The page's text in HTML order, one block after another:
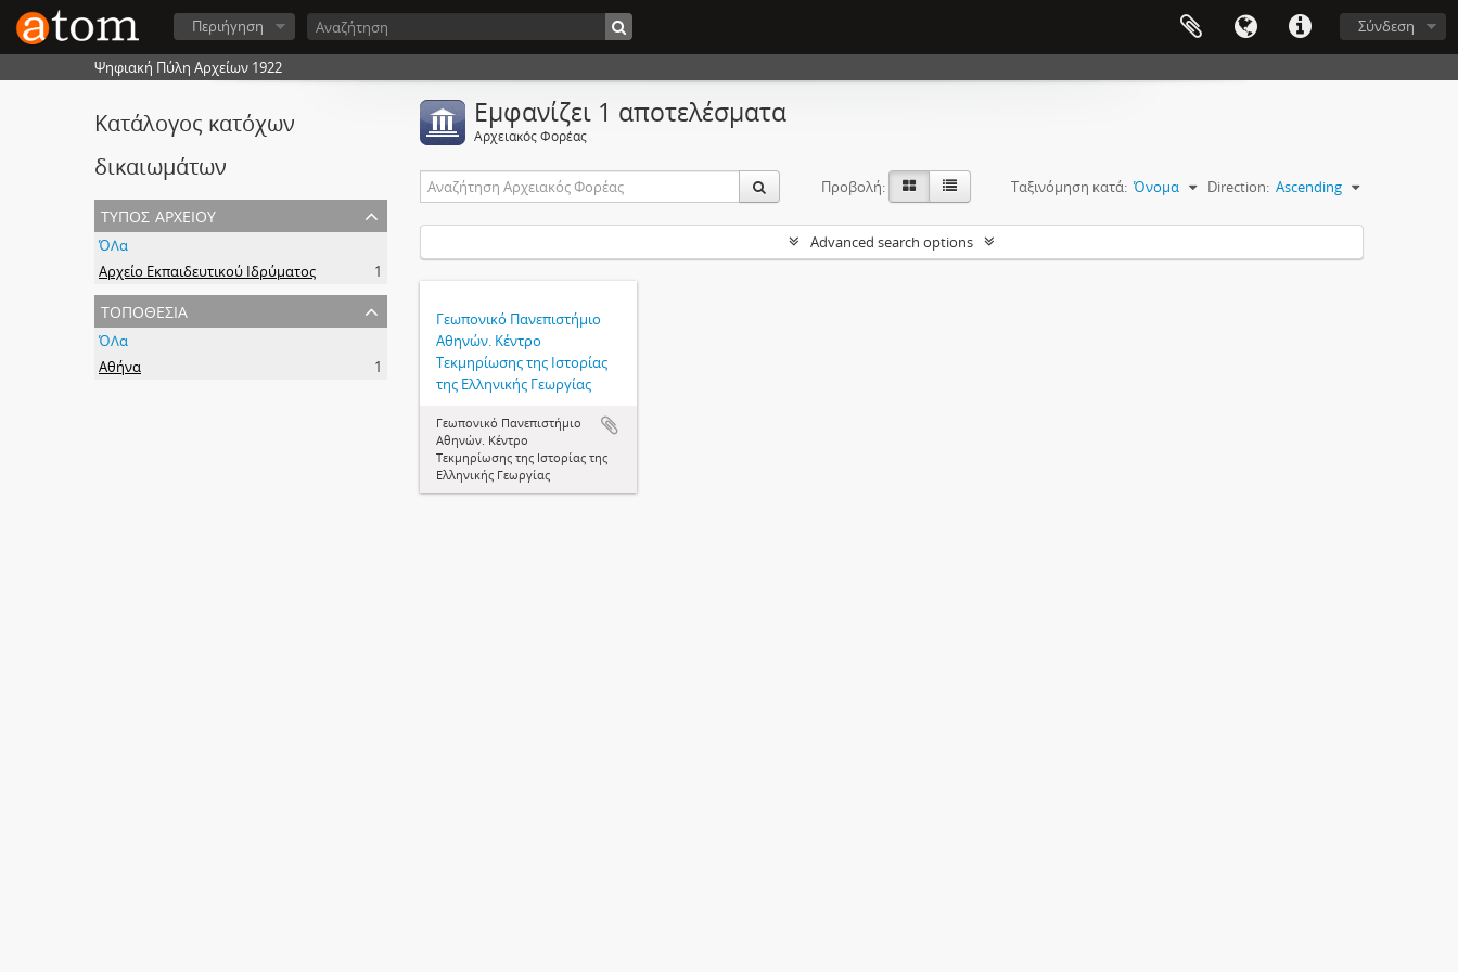
Σύνδεση
Περιήγηση
Ψηφιακή Πύλη Αρχείων 1922
Κατάλογος κατόχων
δικαιωμάτων
τύπος αρχείου
ΌΛα
Αρχείο Εκπαιδευτικού Ιδρύματος
1
τοποθεσία
ΌΛα
Αθήνα
1
Εμφανίζει 1 αποτελέσματα
Αρχειακός Φορέας
Προβολή: Ταξινόμηση κατά: Όνομα Direction: Ascending
Advanced search options
Γεωπονικό Πανεπιστήμιο
Αθηνών. Κέντρο
Τεκμηρίωσης της Ιστορίας
της Ελληνικής Γεωργίας
Γεωπονικό Πανεπιστήμιο
Αθηνών. Κέντρο
Τεκμηρίωσης της Ιστορίας της
Ελληνικής Γεωργίας